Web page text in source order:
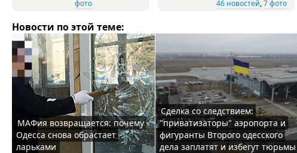
фото
46 новостей,7 фото
Новости по этой теме:
МАФия возвращается: почему
Одесса снова обрастает
ларьками
Сделка со следствием:
"приватизаторы" аэропорта и
фигуранты Второго одесского
дела заплатят и избегут тюрьмы